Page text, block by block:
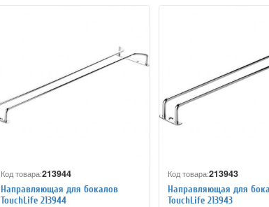
Код товара:213944
Направляющая для бокалов
TouchLife 213944
Код товара:213943
Направляющая для
TouchLife 213943